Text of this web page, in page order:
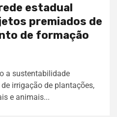
estadual
premiados de
de formação
a sustentabilidade
irrigação de plantações,
e animais...